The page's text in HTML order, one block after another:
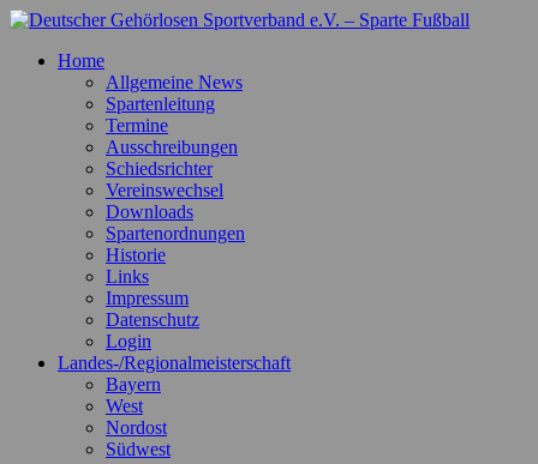
Zum
springen
Deutscher Gehörlosen Sportverband e.V. – Sparte Fußball
Offizielle Webseite der Sparte Fußball
Home
Allgemeine News
Spartenleitung
Termine
Ausschreibungen
Schiedsrichter
Vereinswechsel
Downloads
Spartenordnungen
Historie
Links
Impressum
Datenschutz
Login
Landes-/Regionalmeisterschaft
Bayern
West
Nordost
Südwest